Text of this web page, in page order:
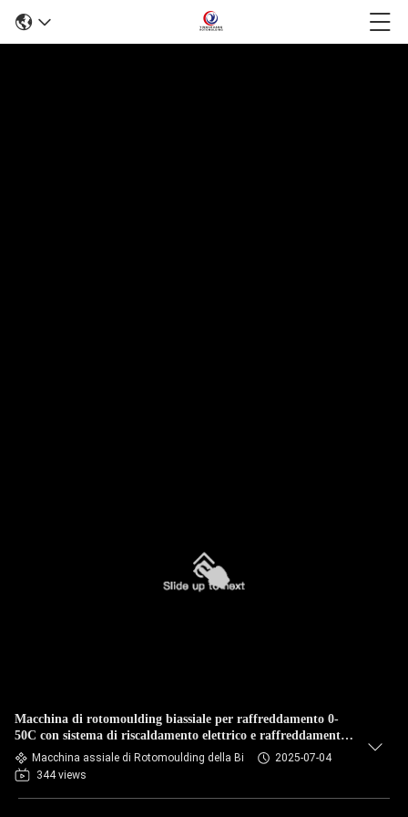
Macchina di rotomoulding biassiale per raffreddamento 0-
50C con sistema di riscaldamento elettrico e raffreddamento
ad aria per pickleball
Macchina assiale di Rotomoulding della Bi
2025-07-04
344 views